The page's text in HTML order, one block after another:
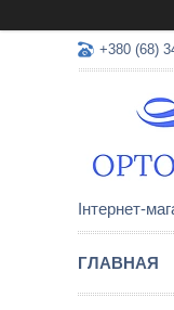
+380 (68)
Інтернет-
ГЛАВНАЯ